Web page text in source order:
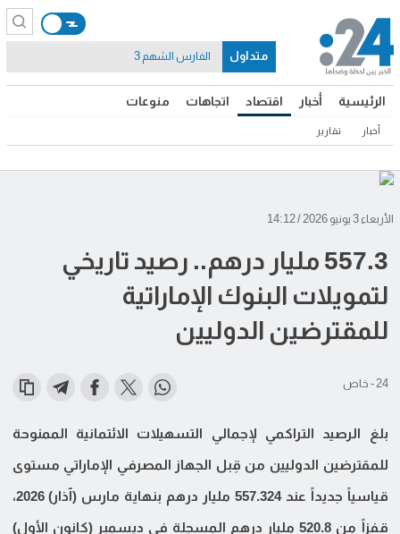
الرئيسية أخبار اقتصاد
أخبار تقارير
اتجاهات منوعات
متداول الفارس الشهم 3
الأربعاء 3 يونيو 2026 / 14:12
557.3 مليار درهم.. رصيد تاريخي
لتمويلات البنوك الإماراتية
للمقترضين الدوليين
24 - خاص
بلغ الرصيد التراكمي لإجمالي التسهيلات الائتمانية الممنوحة
للمقترضين الدوليين من قِبل الجهاز المصرفي الإماراتي مستوى
قياسياً جديداً عند 557.324 مليار درهم بنهاية مارس (آذار) 2026،
قفزاً من 520.8 مليار درهم المسجلة في ديسمبر (كانون الأول)